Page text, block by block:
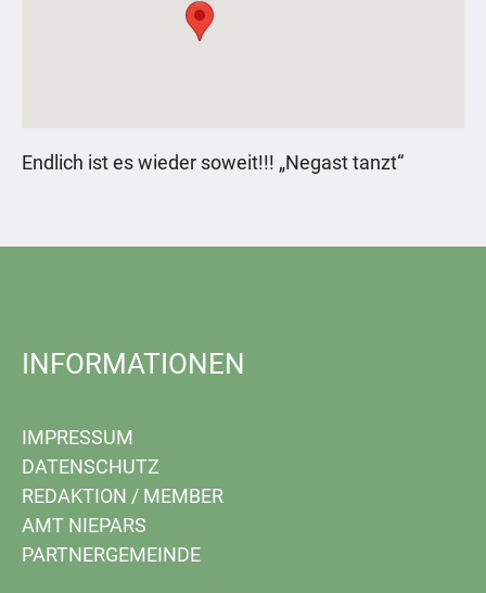
Endlich ist es wieder soweit!!! „Negast tanzt“
INFORMATIONEN
IMPRESSUM
DATENSCHUTZ
REDAKTION / MEMBER
AMT NIEPARS
PARTNERGEMEINDE